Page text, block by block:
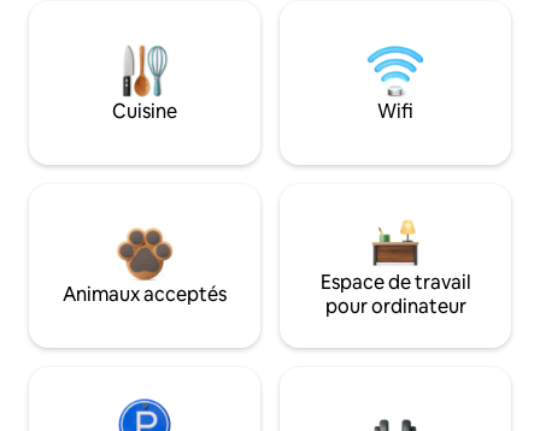
Cuisine Wifi
Animaux acceptés
Espace de travail
pour ordinateur